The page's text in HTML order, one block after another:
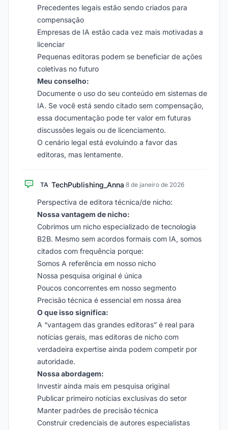
Precedentes legais estão sendo criados para
compensação
Empresas de IA estão cada vez mais motivadas a
licenciar
Pequenas editoras podem se beneficiar de ações
coletivas no futuro
Meu conselho:
Documente o uso do seu conteúdo em sistemas de
IA. Se você está sendo citado sem compensação,
essa documentação pode ter valor em futuras
discussões legais ou de licenciamento.
O cenário legal está evoluindo a favor das
editoras, mas lentamente.
TA TechPublishing_Anna·8 de janeiro de 2026
Perspectiva de editora técnica/de nicho:
Nossa vantagem de nicho:
Cobrimos um nicho especializado de tecnologia
B2B. Mesmo sem acordos formais com IA, somos
citados com frequência porque:
Somos A referência em nosso nicho
Nossa pesquisa original é única
Poucos concorrentes em nosso segmento
Precisão técnica é essencial em nossa área
O que isso significa:
A “vantagem das grandes editoras” é real para
notícias gerais, mas editoras de nicho com
verdadeira expertise ainda podem competir por
autoridade.
Nossa abordagem:
Investir ainda mais em pesquisa original
Publicar primeiro notícias exclusivas do setor
Manter padrões de precisão técnica
Construir credenciais de autores especialistas